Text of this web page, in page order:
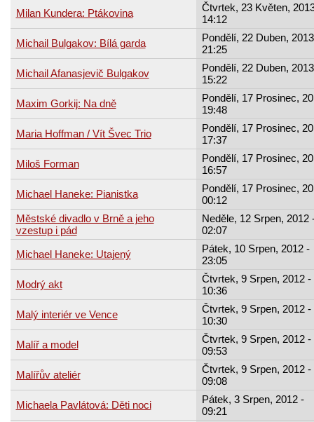
Milan Kundera: Ptákovina
Čtvrtek, 23 Květen,
14:12
Michail Bulgakov: Bílá garda
Pondělí, 22 Duben,
21:25
Michail Afanasjevič Bulgakov
Pondělí, 22 Duben,
15:22
Maxim Gorkij: Na dně
Pondělí, 17 Prosinec,
19:48
Maria Hoffman / Vít Švec Trio
Pondělí, 17 Prosinec,
17:37
Miloš Forman
Pondělí, 17 Prosinec,
16:57
Michael Haneke: Pianistka
Pondělí, 17 Prosinec,
00:12
Městské divadlo v Brně a jeho
vzestup i pád
Neděle, 12 Srpen, 2012
02:07
Michael Haneke: Utajený
Pátek, 10 Srpen, 2012 -
23:05
Modrý akt
Čtvrtek, 9 Srpen, 2012 -
10:36
Malý interiér ve Vence
Čtvrtek, 9 Srpen, 2012 -
10:30
Malíř a model
Čtvrtek, 9 Srpen, 2012 -
09:53
Malířův ateliér
Čtvrtek, 9 Srpen, 2012 -
09:08
Michaela Pavlátová: Děti noci
Pátek, 3 Srpen, 2012 -
09:21